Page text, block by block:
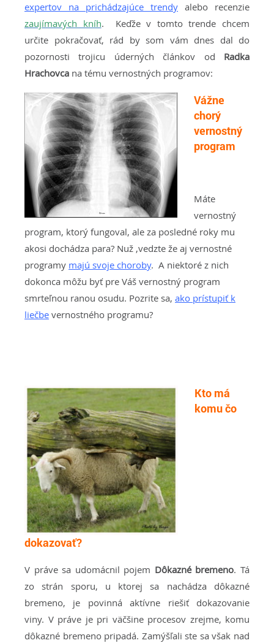
expertov na prichádzajúce trendy alebo recenzie
zaujímavých kníh. Keďže v tomto trende chcem
určite pokračovať, rád by som vám dnes dal do
pozornosti trojicu úderných článkov od Radka
Hrachovca na tému vernostných programov:
Vážne
chorý
vernostný
program
Máte
vernostný
program, ktorý fungoval, ale za posledné roky mu
akosi dochádza para? Nuž ,vedzte že aj vernostné
programy majú svoje choroby. A niektoré z nich
dokonca môžu byť pre Váš vernostný program
smrteľnou ranou osudu. Pozrite sa, ako prístupiť k
liečbe vernostného programu?
Kto má
komu čo
dokazovať?
V práve sa udomácnil pojem Dôkazné bremeno. Tá
zo strán sporu, u ktorej sa nachádza dôkazné
bremeno, je povinná aktívne riešiť dokazovanie
viny. V práve je pri väčšine procesov zrejme, komu
dôkazné bremeno pripadá. Zamýšľali ste sa však nad